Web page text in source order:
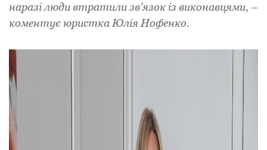
наразі люди втратили зв’язок із виконавцями, –
коментує юристка Юлія Нофенко.